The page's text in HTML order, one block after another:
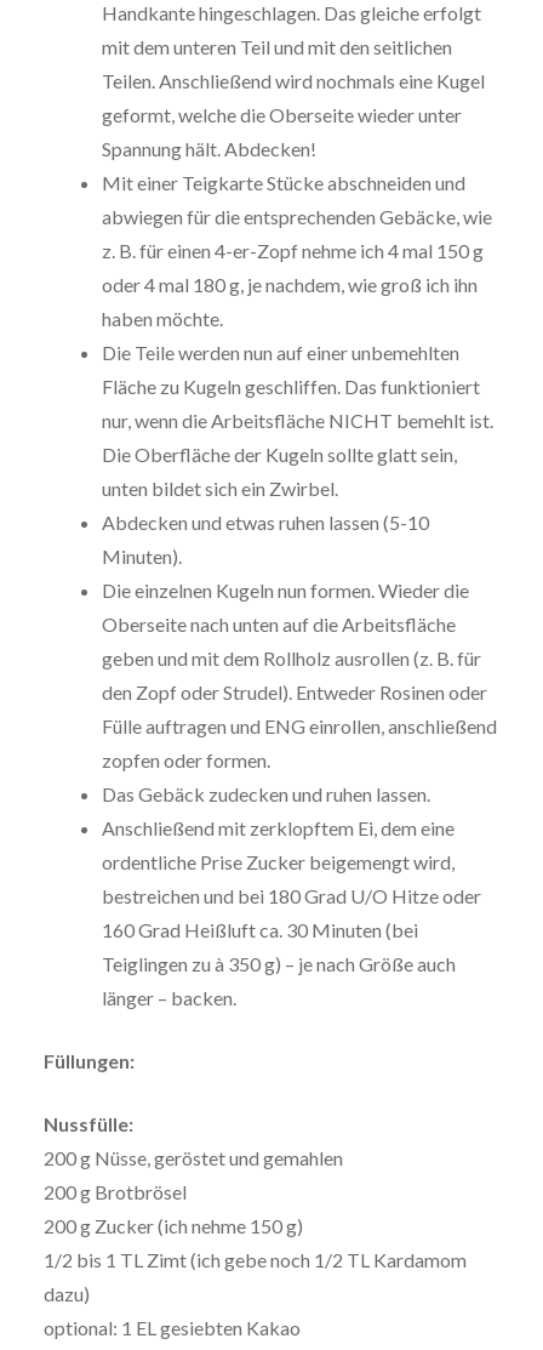
Handkante hingeschlagen. Das gleiche erfolgt
mit dem unteren Teil und mit den seitlichen
Teilen. Anschließend wird nochmals eine Kugel
geformt, welche die Oberseite wieder unter
Spannung hält. Abdecken!
Mit einer Teigkarte Stücke abschneiden und
abwiegen für die entsprechenden Gebäcke, wie
z. B. für einen 4-er-Zopf nehme ich 4 mal 150 g
oder 4 mal 180 g, je nachdem, wie groß ich ihn
haben möchte.
Die Teile werden nun auf einer unbemehlten
Fläche zu Kugeln geschliffen. Das funktioniert
nur, wenn die Arbeitsfläche NICHT bemehlt ist.
Die Oberfläche der Kugeln sollte glatt sein,
unten bildet sich ein Zwirbel.
Abdecken und etwas ruhen lassen (5-10
Minuten).
Die einzelnen Kugeln nun formen. Wieder die
Oberseite nach unten auf die Arbeitsfläche
geben und mit dem Rollholz ausrollen (z. B. für
den Zopf oder Strudel). Entweder Rosinen oder
Fülle auftragen und ENG einrollen, anschließend
zopfen oder formen.
Das Gebäck zudecken und ruhen lassen.
Anschließend mit zerklopftem Ei, dem eine
ordentliche Prise Zucker beigemengt wird,
bestreichen und bei 180 Grad U/O Hitze oder
160 Grad Heißluft ca. 30 Minuten (bei
Teiglingen zu à 350 g) – je nach Größe auch
länger – backen.
Füllungen:
Nussfülle:
200 g Nüsse, geröstet und gemahlen
200 g Brotbrösel
200 g Zucker (ich nehme 150 g)
1/2 bis 1 TL Zimt (ich gebe noch 1/2 TL Kardamom
dazu)
optional: 1 EL gesiebten Kakao